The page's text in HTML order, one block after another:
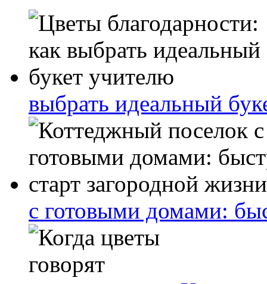
выбрать идеальный
с готовыми домами: